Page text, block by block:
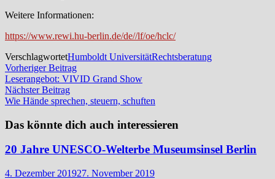
Weitere Informationen:
https://www.rewi.hu-berlin.de/de//lf/oe/hclc/
VerschlagwortetHumboldt UniversitätRechtsberatung
Beitragsnavigation
Vorheriger BeitragVorheriger
Beitrag:
Leserangebot: VIVID Grand Show
Nächster BeitragNächster
Beitrag:
Wie Hände sprechen, steuern, schuften
Das könnte dich auch interessieren
20 Jahre UNESCO-Welterbe Museumsinsel Berlin
4. Dezember 201927. November 2019